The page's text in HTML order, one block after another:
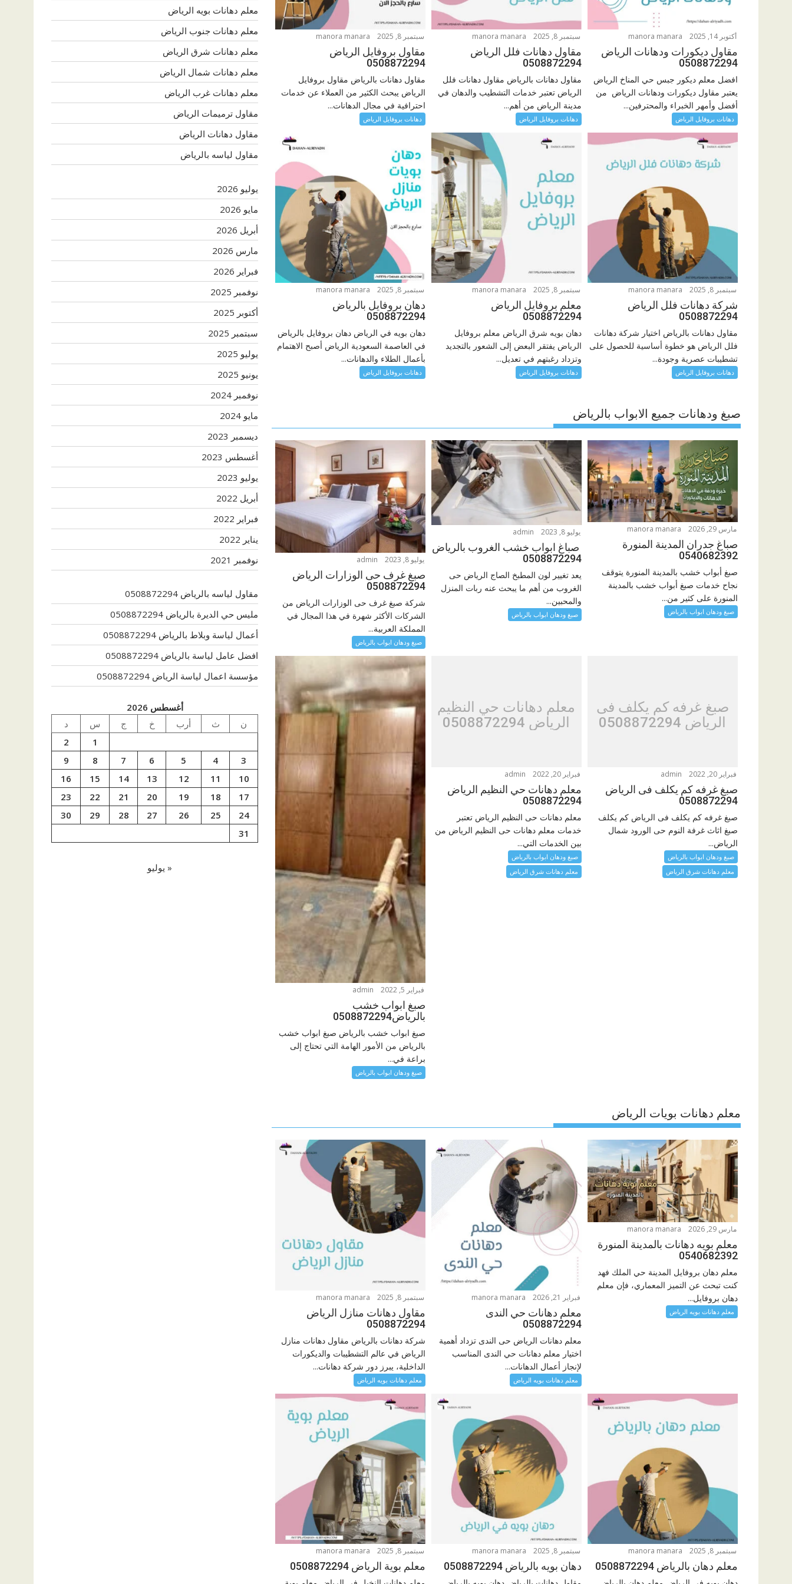
أكتوبر 14, 2025 manora manara
مقاول ديكورات ودهانات الرياض
0508872294
افضل معلم ديكور جبس حي المناخ الرياض
يعتبر مقاول ديكورات ودهانات الرياض من
أفضل وأمهر الخبراء والمحترفين...
دهانات بروفايل الرياض
سبتمبر 8, 2025 manora manara
مقاول دهانات فلل الرياض
0508872294
مقاول دهانات بالرياض مقاول دهانات فلل
الرياض تعتبر خدمات التشطيب والدهان في
مدينة الرياض من أهم...
دهانات بروفايل الرياض
سبتمبر 8, 2025 manora manara
مقاول بروفايل الرياض
0508872294
مقاول دهانات بالرياض مقاول بروفايل
الرياض يبحث الكثير من العملاء عن خدمات
احترافية في مجال الدهانات...
دهانات بروفايل الرياض
سبتمبر 8, 2025 manora manara
شركة دهانات فلل الرياض
0508872294
مقاول دهانات بالرياض اختيار شركة دهانات
فلل الرياض هو خطوة أساسية للحصول على
تشطيبات عصرية وجودة...
دهانات بروفايل الرياض
سبتمبر 8, 2025 manora manara
معلم بروفايل الرياض
0508872294
دهان بويه شرق الرياض معلم بروفايل
الرياض يفتقر البعض إلى الشعور بالتجديد
وتزداد رغبتهم في تعديل...
دهانات بروفايل الرياض
سبتمبر 8, 2025 manora manara
دهان بروفايل بالرياض
0508872294
دهان بويه في الرياض دهان بروفايل بالرياض
في العاصمة السعودية الرياض أصبح الاهتمام
بأعمال الطلاء والدهانات...
دهانات بروفايل الرياض
صبغ ودهانات جميع الابواب بالرياض
مارس 29, 2026 manora manara
صباغ جدران المدينة المنورة
0540682392
صبغ أبواب خشب بالمدينة المنورة يتوقف
نجاح خدمات صبغ أبواب خشب بالمدينة
المنورة على كثير من...
صبغ ودهان ابواب بالرياض
يوليو 8, 2023 admin
صباغ ابواب خشب الغروب بالرياض
0508872294
يعد تغيير لون المطبخ الصاج الرياض حى
الغروب من أهم ما يبحث عنه ربات المنزل
والمحبين...
صبغ ودهان ابواب بالرياض
يوليو 8, 2023 admin
صبغ غرف حى الوزارات الرياض
0508872294
شركة صبغ غرف حى الوزارات الرياض من
الشركات الأكثر شهرة في هذا المجال في
المملكة العربية...
صبغ ودهان ابواب بالرياض
صبغ غرفه كم يكلف فى
الرياض 0508872294
فبراير 20, 2022 admin
صبغ غرفه كم يكلف فى الرياض
0508872294
صبغ غرفه كم يكلف فى الرياض كم يكلف
صبغ اثاث غرفة النوم حى الورود شمال
الرياض...
صبغ ودهان ابواب بالرياض
معلم دهانات شرق الرياض
معلم دهانات حي النظيم
الرياض 0508872294
فبراير 20, 2022 admin
معلم دهانات حي النظيم الرياض
0508872294
معلم دهانات حى النظيم الرياض تعتبر
خدمات معلم دهانات حى النظيم الرياض من
بين الخدمات التي...
صبغ ودهان ابواب بالرياض
معلم دهانات شرق الرياض
فبراير 5, 2022 admin
صبغ ابواب خشب
بالرياض0508872294
صبغ ابواب خشب بالرياض صبغ ابواب خشب
بالرياض من الأمور الهامة التي تحتاج إلى
براعة في...
صبغ ودهان ابواب بالرياض
معلم دهانات بويات الرياض
مارس 29, 2026 manora manara
معلم بويه دهانات بالمدينة المنورة
0540682392
معلم دهان بروفايل المدينة حي الملك فهد
كنت تبحث عن التميز المعماري، فإن معلم
دهان بروفايل...
معلم دهانات بويه الرياض
فبراير 21, 2026 manora manara
معلم دهانات حي الندى
0508872294
معلم دهانات الرياض حى الندى تزداد أهمية
اختيار معلم دهانات حي الندى المناسب
لإنجاز أعمال الدهانات...
معلم دهانات بويه الرياض
سبتمبر 8, 2025 manora manara
مقاول دهانات منازل الرياض
0508872294
شركة دهانات بالرياض مقاول دهانات منازل
الرياض في عالم التشطيبات والديكورات
الداخلية، يبرز دور شركة دهانات...
معلم دهانات بويه الرياض
سبتمبر 8, 2025 manora manara
معلم دهان بالرياض 0508872294
سبتمبر 8, 2025 manora manara
دهان بويه بالرياض 0508872294
سبتمبر 8, 2025 manora manara
معلم بوية الرياض 0508872294
معلم دهانات بويه الرياض
معلم دهانات جنوب الرياض
معلم دهانات شرق الرياض
معلم دهانات شمال الرياض
معلم دهانات غرب الرياض
مقاول ترميمات الرياض
مقاول دهانات الرياض
مقاول لياسه بالرياض
يوليو 2026
مايو 2026
أبريل 2026
مارس 2026
فبراير 2026
نوفمبر 2025
أكتوبر 2025
سبتمبر 2025
يوليو 2025
يونيو 2025
نوفمبر 2024
مايو 2024
ديسمبر 2023
أغسطس 2023
يوليو 2023
أبريل 2022
فبراير 2022
يناير 2022
نوفمبر 2021
مقاول لياسه بالرياض 0508872294
مليس حي الديرة بالرياض 0508872294
أعمال لياسة وبلاط بالرياض 0508872294
افضل عامل لياسة بالرياض 0508872294
مؤسسة اعمال لياسة الرياض 0508872294
أغسطس 2026
ن
ث أرب خ ج س
د
1
2
3
4
5
6
7
8
9
10
11
12
13
14
15
16
17
18
19
20
21
22
23
24
25
26
27
28
29
30
31
« يوليو